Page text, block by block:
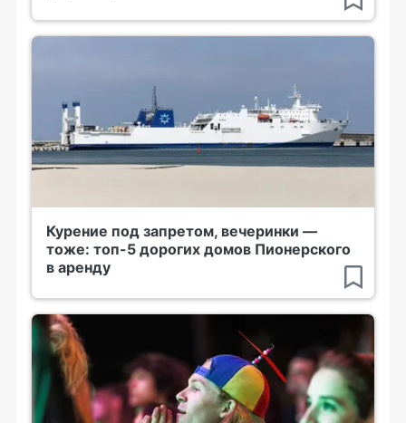
Курение под запретом, вечеринки —
тоже: топ-5 дорогих домов Пионерского
в аренду